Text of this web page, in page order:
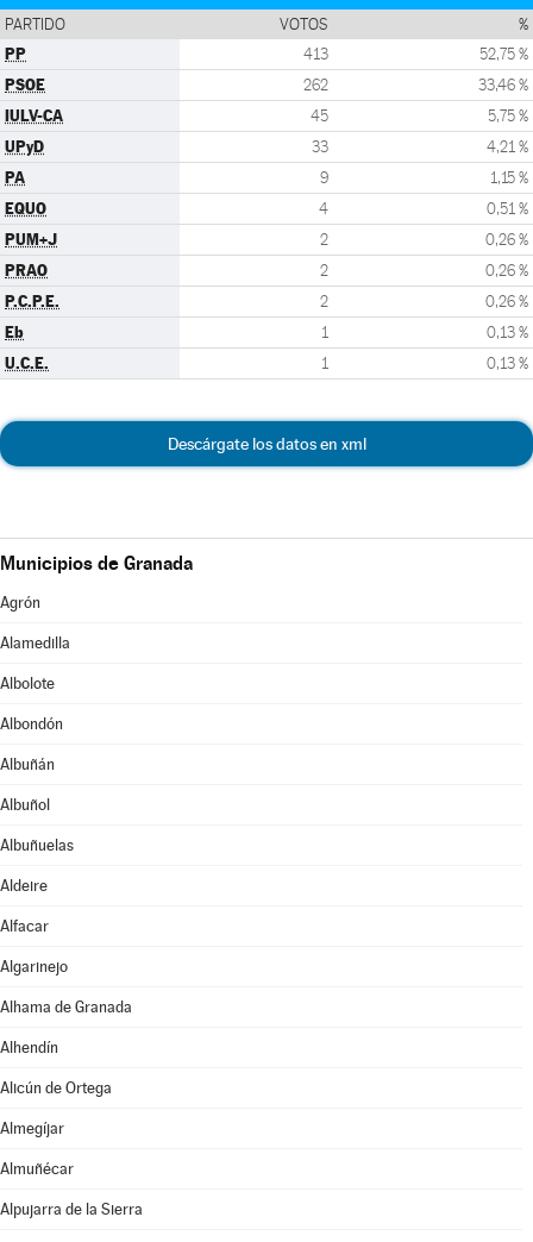
PARTIDO VOTOS %
PP 413 52,75 %
PSOE 262 33,46 %
IULV-CA 45 5,75 %
UPyD 33 4,21 %
PA 9 1,15 %
EQUO 4 0,51 %
PUM+J 2 0,26 %
PRAO 2 0,26 %
P.C.P.E. 2 0,26 %
Eb 1 0,13 %
U.C.E. 1 0,13 %
Descárgate los datos en xml
Municipios de Granada
Agrón
Alamedilla
Albolote
Albondón
Albuñán
Albuñol
Albuñuelas
Aldeire
Alfacar
Algarinejo
Alhama de Granada
Alhendín
Alicún de Ortega
Almegíjar
Almuñécar
Alpujarra de la Sierra